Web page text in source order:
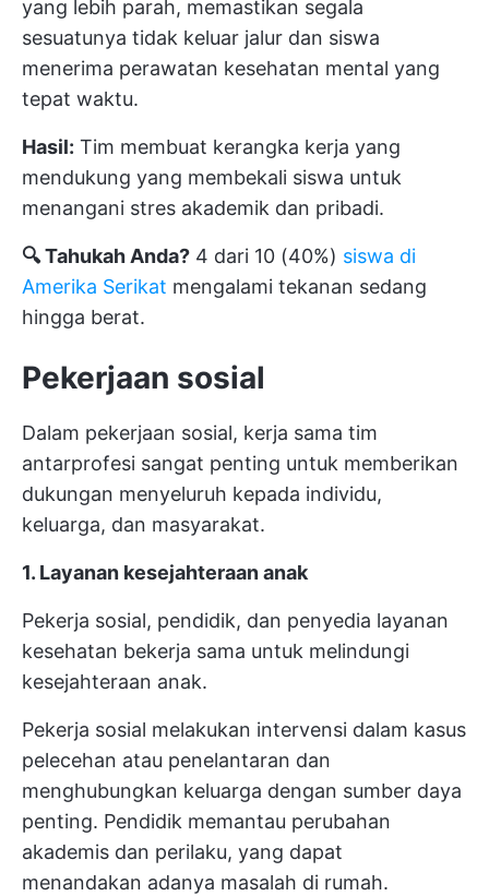
yang lebih parah, memastikan segala
sesuatunya tidak keluar jalur dan siswa
menerima perawatan kesehatan mental yang
tepat waktu.
Hasil: Tim membuat kerangka kerja yang
mendukung yang membekali siswa untuk
menangani stres akademik dan pribadi.
🔍 Tahukah Anda? 4 dari 10 (40%) siswa di
Amerika Serikat mengalami tekanan sedang
hingga berat.
Pekerjaan sosial
Dalam pekerjaan sosial, kerja sama tim
antarprofesi sangat penting untuk memberikan
dukungan menyeluruh kepada individu,
keluarga, dan masyarakat.
1. Layanan kesejahteraan anak
Pekerja sosial, pendidik, dan penyedia layanan
kesehatan bekerja sama untuk melindungi
kesejahteraan anak.
Pekerja sosial melakukan intervensi dalam kasus
pelecehan atau penelantaran dan
menghubungkan keluarga dengan sumber daya
penting. Pendidik memantau perubahan
akademis dan perilaku, yang dapat
menandakan adanya masalah di rumah.